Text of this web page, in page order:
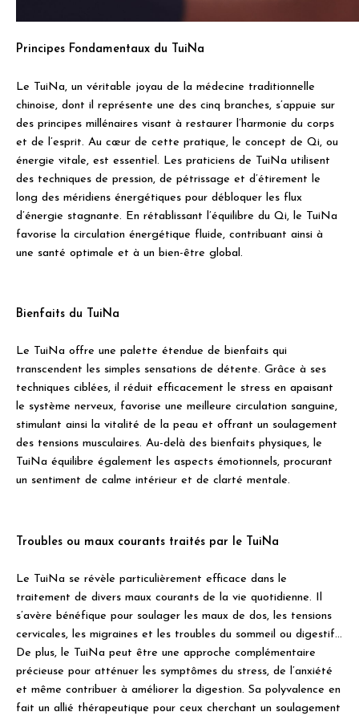
Principes Fondamentaux du TuiNa
Le TuiNa, un véritable joyau de la médecine traditionnelle
chinoise, dont il représente une des cinq branches, s’appuie sur
des principes millénaires visant à restaurer l’harmonie du corps
et de l’esprit. Au cœur de cette pratique, le concept de Qi, ou
énergie vitale, est essentiel. Les praticiens de TuiNa utilisent
des techniques de pression, de pétrissage et d’étirement le
long des méridiens énergétiques pour débloquer les flux
d’énergie stagnante. En rétablissant l’équilibre du Qi, le TuiNa
favorise la circulation énergétique fluide, contribuant ainsi à
une santé optimale et à un bien-être global.
Bienfaits du TuiNa
Le TuiNa offre une palette étendue de bienfaits qui
transcendent les simples sensations de détente. Grâce à ses
techniques ciblées, il réduit efficacement le stress en apaisant
le système nerveux, favorise une meilleure circulation sanguine,
stimulant ainsi la vitalité de la peau et offrant un soulagement
des tensions musculaires. Au-delà des bienfaits physiques, le
TuiNa équilibre également les aspects émotionnels, procurant
un sentiment de calme intérieur et de clarté mentale.
Troubles ou maux courants traités par le TuiNa
Le TuiNa se révèle particulièrement efficace dans le
traitement de divers maux courants de la vie quotidienne. Il
s’avère bénéfique pour soulager les maux de dos, les tensions
cervicales, les migraines et les troubles du sommeil ou digestif…
De plus, le TuiNa peut être une approche complémentaire
précieuse pour atténuer les symptômes du stress, de l’anxiété
et même contribuer à améliorer la digestion. Sa polyvalence en
fait un allié thérapeutique pour ceux cherchant un soulagement